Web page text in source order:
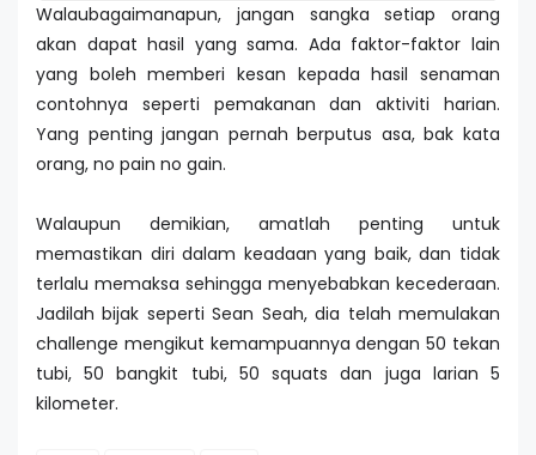
Walaubagaimanapun, jangan sangka setiap orang
akan dapat hasil yang sama. Ada faktor-faktor lain
yang boleh memberi kesan kepada hasil senaman
contohnya seperti pemakanan dan aktiviti harian.
Yang penting jangan pernah berputus asa, bak kata
orang, no pain no gain.
Walaupun demikian, amatlah penting untuk
memastikan diri dalam keadaan yang baik, dan tidak
terlalu memaksa sehingga menyebabkan kecederaan.
Jadilah bijak seperti Sean Seah, dia telah memulakan
challenge mengikut kemampuannya dengan 50 tekan
tubi, 50 bangkit tubi, 50 squats dan juga larian 5
kilometer.